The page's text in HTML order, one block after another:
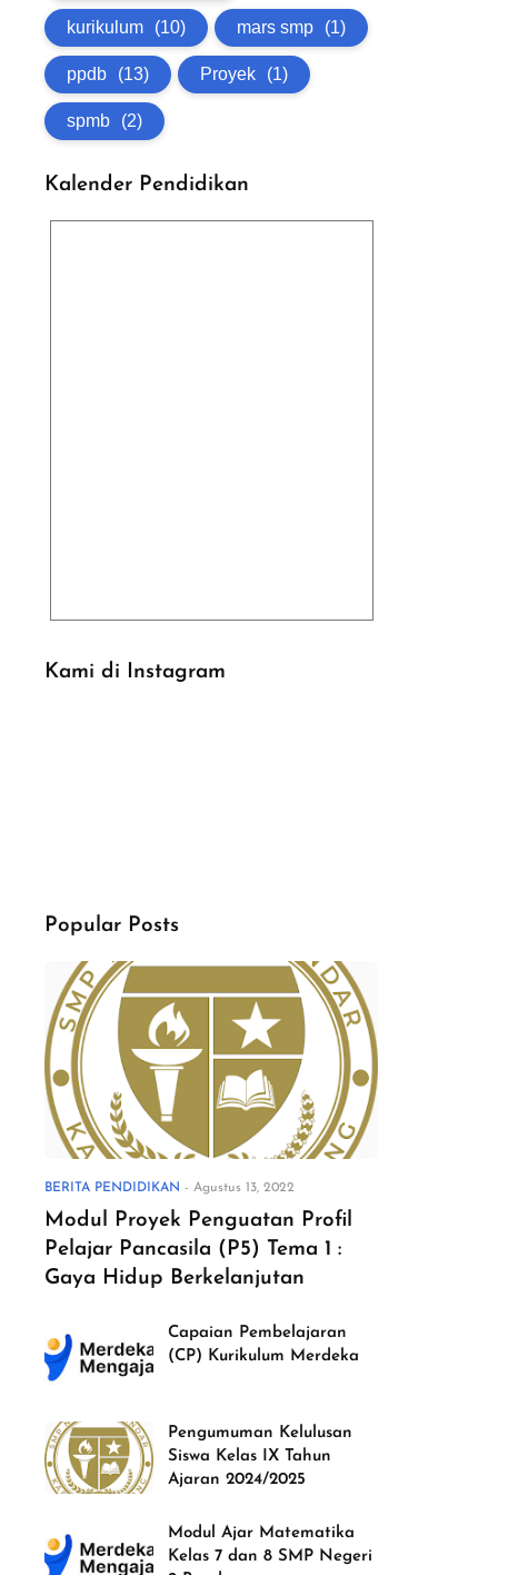
kurikulum (10) mars smp (1)
ppdb (13) Proyek (1)
spmb (2)
Kalender Pendidikan
Kami di Instagram
Popular Posts
BERITA PENDIDIKAN - Agustus 13, 2022
Modul Proyek Penguatan Profil
Pelajar Pancasila (P5) Tema 1 :
Gaya Hidup Berkelanjutan
Capaian Pembelajaran
(CP) Kurikulum Merdeka
Pengumuman Kelulusan
Siswa Kelas IX Tahun
Ajaran 2024/2025
Modul Ajar Matematika
Kelas 7 dan 8 SMP Negeri